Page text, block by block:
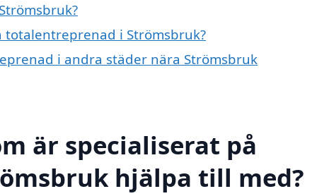
i Strömsbruk?
i andra städer nära Strömsbruk
är specialiserat på
hjälpa till med?